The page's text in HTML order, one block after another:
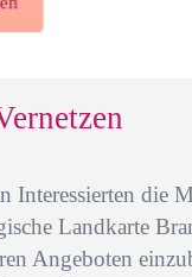
Interessierten die
Landkarte
Angeboten